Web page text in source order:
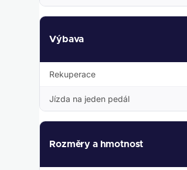
Výbava
Rekuperace
Jízda na jeden pedál
Rozměry a hmotnost